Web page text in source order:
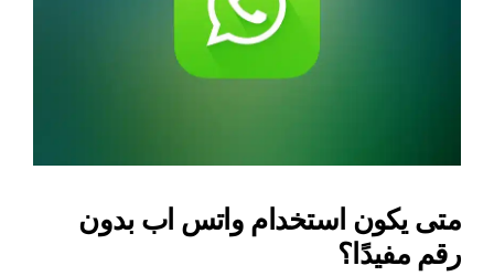
متى يكون استخدام واتس اب بدون
رقم مفيدًا؟